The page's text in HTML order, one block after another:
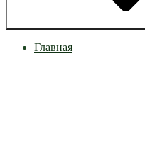
Главная